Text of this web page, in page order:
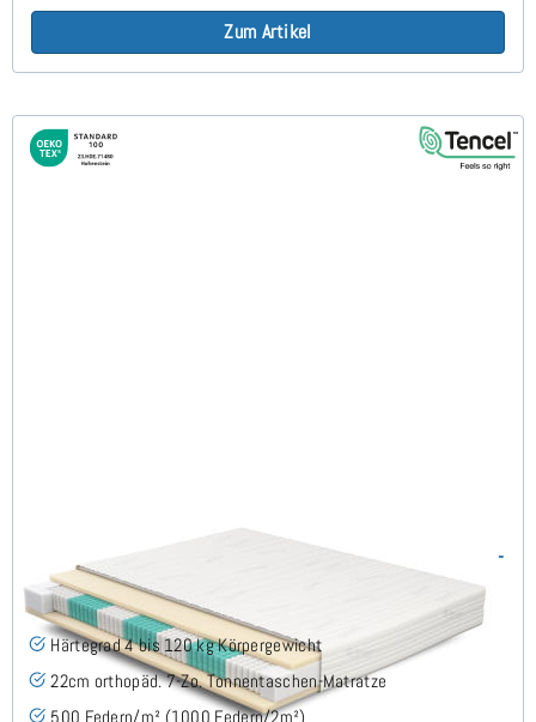
Zum Artikel
SERA H4 (TENCEL™ Lyocell) TTFK-Matratze 250x220 cm -
Sonderanfertigung
Härtegrad 4 bis 120 kg Körpergewicht
22cm orthopäd. 7-Zo. Tonnentaschen-Matratze
500 Federn/m² (1000 Federn/2m²)